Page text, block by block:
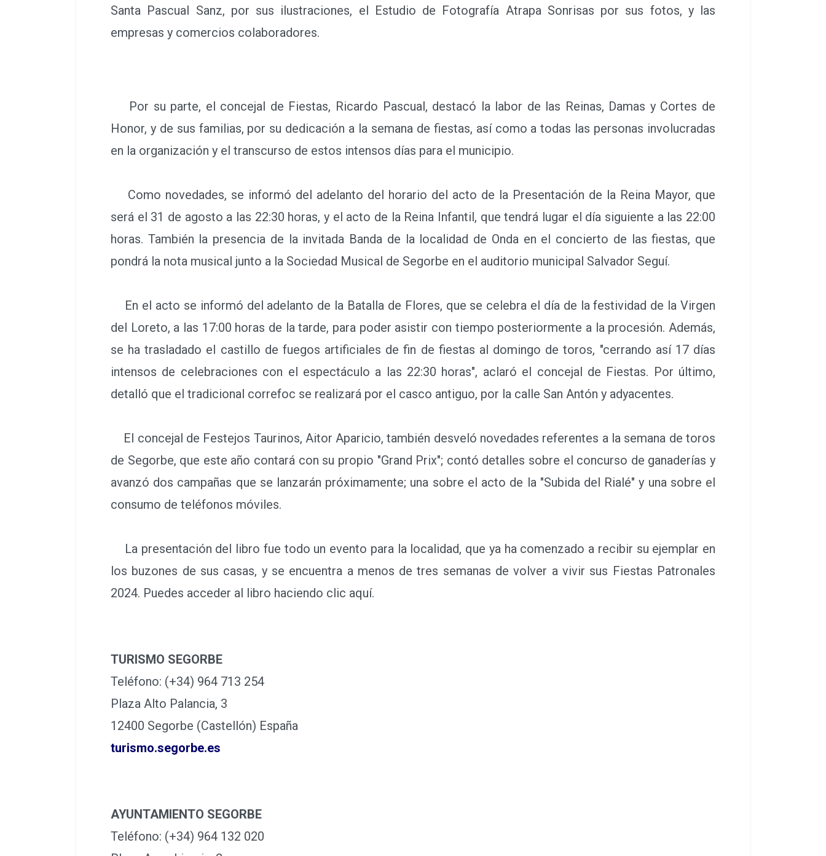
Santa Pascual Sanz, por sus ilustraciones, el Estudio de Fotografía Atrapa Sonrisas por sus fotos, y las
empresas y comercios colaboradores.
Por su parte, el concejal de Fiestas, Ricardo Pascual, destacó la labor de las Reinas, Damas y Cortes de
Honor, y de sus familias, por su dedicación a la semana de fiestas, así como a todas las personas involucradas
en la organización y el transcurso de estos intensos días para el municipio.
Como novedades, se informó del adelanto del horario del acto de la Presentación de la Reina Mayor, que
será el 31 de agosto a las 22:30 horas, y el acto de la Reina Infantil, que tendrá lugar el día siguiente a las 22:00
horas. También la presencia de la invitada Banda de la localidad de Onda en el concierto de las fiestas, que
pondrá la nota musical junto a la Sociedad Musical de Segorbe en el auditorio municipal Salvador Seguí.
En el acto se informó del adelanto de la Batalla de Flores, que se celebra el día de la festividad de la Virgen
del Loreto, a las 17:00 horas de la tarde, para poder asistir con tiempo posteriormente a la procesión. Además,
se ha trasladado el castillo de fuegos artificiales de fin de fiestas al domingo de toros, "cerrando así 17 días
intensos de celebraciones con el espectáculo a las 22:30 horas", aclaró el concejal de Fiestas. Por último,
detalló que el tradicional correfoc se realizará por el casco antiguo, por la calle San Antón y adyacentes.
El concejal de Festejos Taurinos, Aitor Aparicio, también desveló novedades referentes a la semana de toros
de Segorbe, que este año contará con su propio "Grand Prix"; contó detalles sobre el concurso de ganaderías y
avanzó dos campañas que se lanzarán próximamente; una sobre el acto de la "Subida del Rialé" y una sobre el
consumo de teléfonos móviles.
La presentación del libro fue todo un evento para la localidad, que ya ha comenzado a recibir su ejemplar en
los buzones de sus casas, y se encuentra a menos de tres semanas de volver a vivir sus Fiestas Patronales
2024. Puedes acceder al libro haciendo clic aquí.
TURISMO SEGORBE
Teléfono: (+34) 964 713 254
Plaza Alto Palancia, 3
12400 Segorbe (Castellón) España
turismo.segorbe.es
AYUNTAMIENTO SEGORBE
Teléfono: (+34) 964 132 020